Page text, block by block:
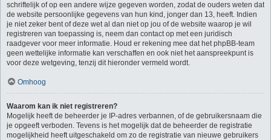
schriftelijk of op een andere wijze gegeven worden, zodat de ouders weten dat
de website persoonlijke gegevens van hun kind, jonger dan 13, heeft. Indien
je niet zeker bent of deze wet al dan niet op jou of de website waarop je wil
registreren van toepassing is, neem dan contact op met een juridisch
raadgever voor meer informatie. Houd er rekening mee dat het phpBB-team
geen wettelijke informatie kan verschaffen en ook niet het aanspreekpunt is
voor deze wetgeving, tenzij dit hieronder vermeld wordt.
Omhoog
Waarom kan ik niet registreren?
Mogelijk heeft de beheerder je IP-adres verbannen, of de gebruikersnaam die
je opgeeft verboden. Tevens is het mogelijk dat de beheerder de registratie
mogelijkheid heeft uitgeschakeld om zo de registratie van nieuwe gebruikers